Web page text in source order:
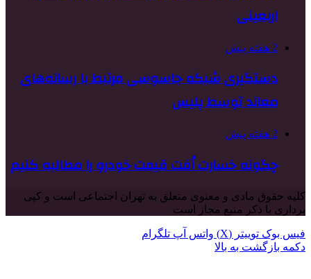
اربعینی
2 هفته پیش
دستگیری شبکه جاسوسی مرتبط با رسانه‌های
معاند توسط پلیس
2 هفته پیش
چگونه خسارت اُفت قیمت خودرو را مطالبه کنیم
کلیه حقوق مادی و معنوی متعلق به تهران اجتماعی است و کپی
برداری با ذکر منبع مجاز است
فیس بوک توییتر (X) واتس آپ تلگرام
دکمه بازگشت به بالا